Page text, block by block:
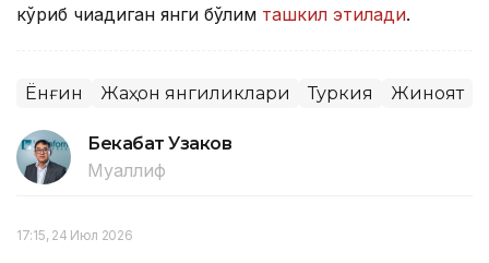
кўриб чиқадиган янги бўлим ташкил этилади.
Ёнғин Жаҳон янгиликлари Туркия Жиноят
Бекабат Узаков
Муаллиф
17:15, 24 Июл 2026